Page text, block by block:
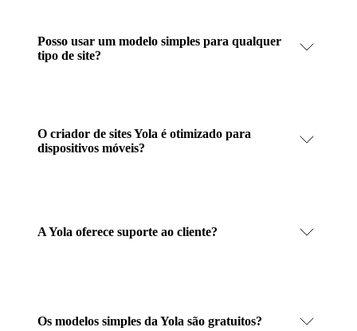
Posso usar um modelo simples para qualquer
tipo de site?
O criador de sites Yola é otimizado para
dispositivos móveis?
A Yola oferece suporte ao cliente?
Os modelos simples da Yola são gratuitos?